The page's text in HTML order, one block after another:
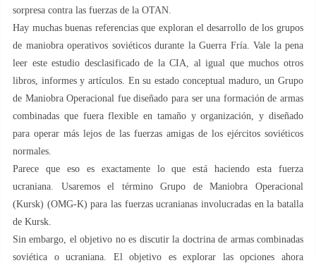
sorpresa contra las fuerzas de la OTAN.
Hay muchas buenas referencias que exploran el desarrollo de los grupos
de maniobra operativos soviéticos durante la Guerra Fría. Vale la pena
leer este estudio desclasificado de la CIA, al igual que muchos otros
libros, informes y artículos. En su estado conceptual maduro, un Grupo
de Maniobra Operacional fue diseñado para ser una formación de armas
combinadas que fuera flexible en tamaño y organización, y diseñado
para operar más lejos de las fuerzas amigas de los ejércitos soviéticos
normales.
Parece que eso es exactamente lo que está haciendo esta fuerza
ucraniana. Usaremos el término Grupo de Maniobra Operacional
(Kursk) (OMG-K) para las fuerzas ucranianas involucradas en la batalla
de Kursk.
Sin embargo, el objetivo no es discutir la doctrina de armas combinadas
soviética o ucraniana. El objetivo es explorar las opciones ahora